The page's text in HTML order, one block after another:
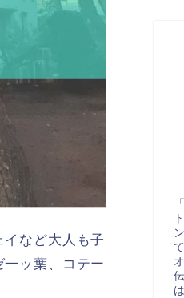
など大人も子
一ッ葉、コテー